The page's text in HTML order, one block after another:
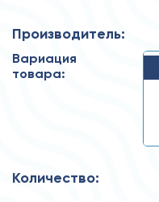
Производитель:
Вариация
товара:
Количество: